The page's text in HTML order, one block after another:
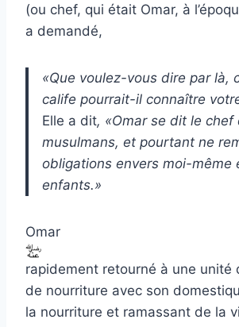
(ou chef, qui était Omar, à
a demandé,
«Que voulez-vous dire par là,
calife pourrait-il connaître
Elle a dit, «Omar se dit le chef
musulmans, et pourtant ne
obligations envers moi-même
enfants.»
Omar
rapidement retourné à une unité
de nourriture avec son
la nourriture et ramassant de la